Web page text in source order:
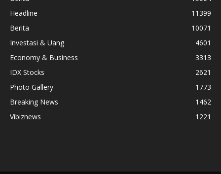
Headline
11399
Berita
10071
Investasi & Uang
4601
Economy & Business
3313
IDX Stocks
2621
Photo Gallery
1773
Breaking News
1462
Vibiznews
1221